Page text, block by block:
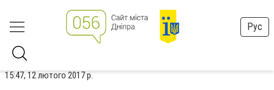
Рус
15:47, 12 лютого 2017 р.